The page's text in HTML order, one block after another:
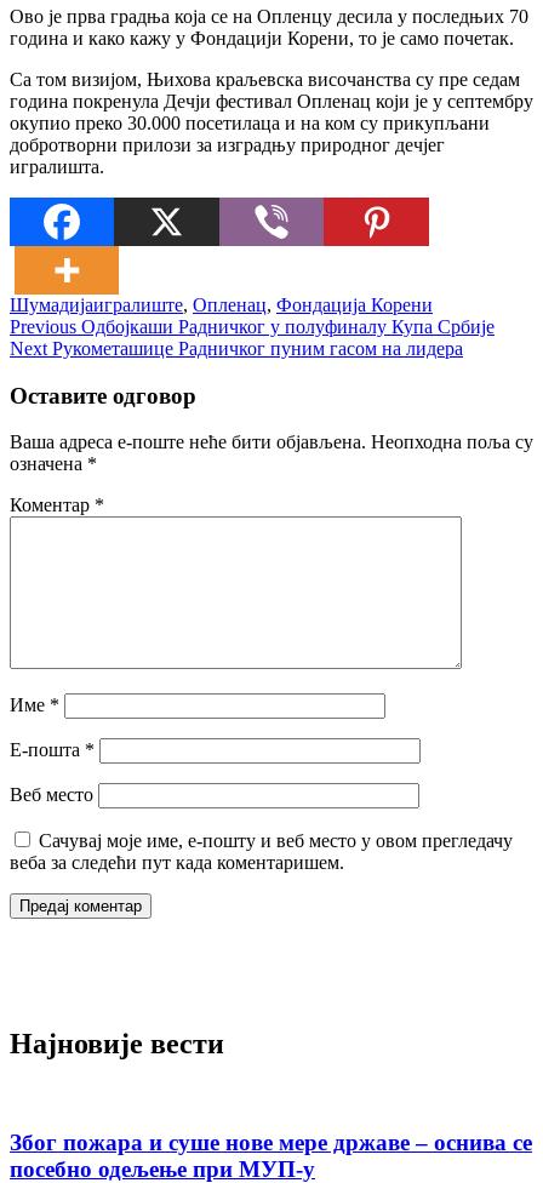
Ово је прва градња која се на Опленцу десила у последњих 70
година и како кажу у Фондацији Корени, то је само почетак.
Са том визијом, Њихова краљевска височанства су пре седам
година покренула Дечји фестивал Опленац који је у септембру
окупио преко 30.000 посетилаца и на ком су прикупљани
добротворни прилози за изградњу природног дечјег
игралишта.
Шумадијаигралиште, Опленац, Фондација Корени
Кретање
чланка
Previous Previous
post:
Одбојкаши Радничког у полуфиналу Купа Србије
Next Next
Рукометашице Радничког пуним гасом на лидера
Оставите одговор
Ваша адреса е-поште неће бити објављена. Неопходна поља су
означена *
Коментар *
Име *
Е-пошта *
Веб место
Сачувај моје име, е-пошту и веб место у овом прегледачу
веба за следећи пут када коментаришем.
Најновије вести
Због пожара и суше нове мере државе – оснива се
посебно одељење при МУП-у